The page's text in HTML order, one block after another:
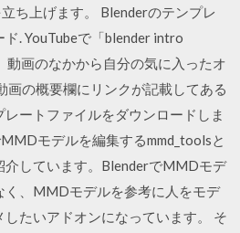
ち上げます。 Blenderのテンプレ
. YouTubeで「blender intro
動画のなかから自分の気に入ったオ
画の概要欄にリンクが記載してある
ートファイルをダウンロードしま
モデルを編集するmmd_toolsと
介しています。BlenderでMMDモデ
く、MMDモデルを参考に人をモデ
たいアドオンになっています。 そ